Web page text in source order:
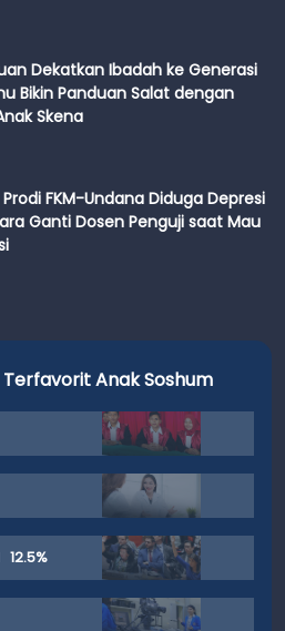
Dekatkan Ibadah ke Generasi
Bikin Panduan Salat dengan
Skena
FKM-Undana Diduga Depresi
Ganti Dosen Penguji saat Mau
Terfavorit Anak Soshum
12.5%